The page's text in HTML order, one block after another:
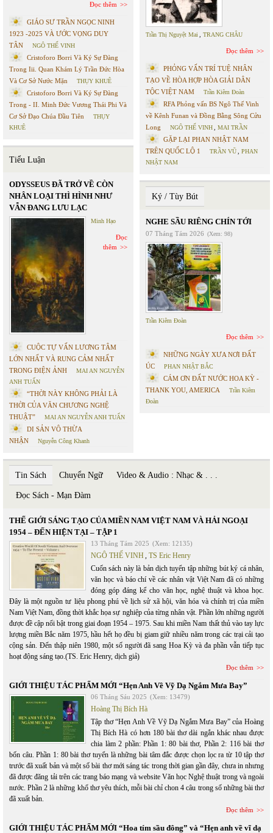
Đọc thêm
GIÁO SƯ TRẦN NGỌC NINH
1923 -2025 VÀ ƯỚC VỌNG DUY
TÂN
NGÔ THẾ VINH
Cristoforo Borri Và Ký Sự Đàng
Trong Iii. Quan Khám Lý Trần Đức Hòa
Và Cơ Sở Nước Mặn
THỤY KHUÊ
Cristoforo Borri Và Ký Sự Đàng
Trong - II. Minh Đức Vương Thái Phi Và
Cơ Sở Đạo Chúa Đầu Tiên
THỤY
KHUÊ
Tiểu Luận
ODYSSEUS ĐÃ TRỞ VỀ CÒN
NHÂN LOẠI THÌ HÌNH NHƯ
VẪN ĐANG LƯU LẠC
Minh Hạo
Đọc
thêm
CUỘC TỰ VẤN LƯƠNG TÂM
LỚN NHẤT VÀ RUNG CẢM NHẤT
TRONG ĐIỆN ẢNH
MAI AN NGUYỄN
ANH TUẤN
“THỜI NÀY KHÔNG PHẢI LÀ
THỜI CỦA VĂN CHƯƠNG NGHỆ
THUẬT”
MAI AN NGUYỄN ANH TUẤN
DI SẢN VÔ THỪA
NHẬN
Nguyễn Công Khanh
Trần Thị Nguyệt Mai TRANG CHÂU
Đọc thêm
PHỎNG VẤN TRÍ TUỆ NHÂN
TẠO VỀ HÒA HỢP HÒA GIẢI DÂN
TỘC VIỆT NAM
Trần Kiêm Đoàn
RFA Phỏng vấn BS Ngô Thế Vinh
về Kênh Funan và Đồng Bằng Sông Cửu
Long
NGÔ THẾ VINH MAI TRẦN
GẶP LẠI PHAN NHẬT NAM
TRÊN QUỐC LỘ 1
TRẦN VŨ
PHAN
NHẬT NAM
Ký / Tùy Bút
NGHE SẦU RIÊNG CHÍN TỚI
07 Tháng Tám 2026 (Xem: 98)
Trần Kiêm Đoàn
Đọc thêm
NHỮNG NGÀY XƯA NƠI ĐẤT
ÚC
PHAN NHẬT BẮC
CÁM ƠN ĐẤT NƯỚC HOA KỲ -
THANK YOU, AMERICA
Trần Kiêm
Đoàn
Tin Sách Chuyển Ngữ Video & Audio : Nhạc & . . .
Đọc Sách - Mạn Đàm
THẾ GIỚI SÁNG TẠO CỦA MIỀN NAM VIỆT NAM VÀ HẢI NGOẠI
1954 – ĐẾN HIỆN TẠI – TẬP 1
13 Tháng Tám 2025 (Xem: 12135)
NGÔ THẾ VINH, TS Eric Henry
Cuốn sách này là bản dịch tuyển tập những bút ký cá nhân,
văn học và báo chí về các nhân vật Việt Nam đã có những
đóng góp đáng kể cho văn học, nghệ thuật và khoa học.
Đây là một nguồn tư liệu phong phú về lịch sử xã hội, văn hóa và chính trị của miền
Nam Việt Nam, đồng thời khắc họa sự nghiệp của từng nhân vật. Phần lớn những người
được đề cập nổi bật trong giai đoạn 1954 – 1975. Sau khi miền Nam thất thủ vào tay lực
lượng miền Bắc năm 1975, hầu hết họ đều bị giam giữ nhiều năm trong các trại cải tạo
cộng sản. Đến thập niên 1980, một số người đã sang Hoa Kỳ và đa phần vẫn tiếp tục
hoạt động sáng tạo.(TS. Eric Henry, dịch giả)
Đọc thêm
GIỚI THIỆU TÁC PHẨM MỚI “Hẹn Anh Về Vỹ Dạ Ngắm Mưa Bay”
06 Tháng Sáu 2025 (Xem: 13479)
Hoàng Thị Bích Hà
Tập thơ “Hẹn Anh Về Vỹ Dạ Ngắm Mưa Bay” của Hoàng
Thị Bích Hà có hơn 180 bài thơ dài ngắn khác nhau được
chia làm 2 phần: Phần 1: 80 bài thơ, Phần 2: 116 bài thơ
bốn câu. Phần 1: 80 bài thơ tuyển là những bài tâm đắc được chọn lọc ra từ 10 tập thơ
trước đã xuất bản và một số bài thơ mới sáng tác trong thời gian gần đây, chưa in nhưng
đã được đăng tải trên các trang báo mạng và website Văn học Nghệ thuật trong và ngoài
nước. Phần 2 là những khổ thơ yêu thích, mỗi bài chỉ chon 4 câu trong số những bài thơ
đã xuất bản.
Đọc thêm
GIỚI THIỆU TÁC PHẨM MỚI “Hoa tím sầu đông” và “Hẹn anh về vĩ dạ